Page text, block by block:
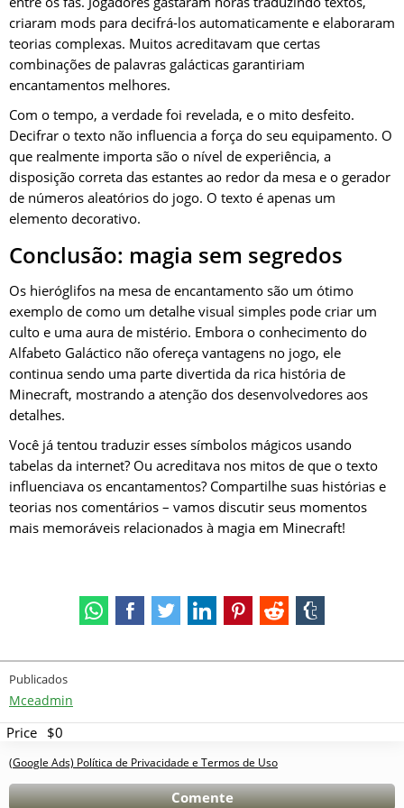
criaram mods para decifrá-los automaticamente e elaboraram
teorias complexas. Muitos acreditavam que certas
combinações de palavras galácticas garantiriam
encantamentos melhores.
Com o tempo, a verdade foi revelada, e o mito desfeito.
Decifrar o texto não influencia a força do seu equipamento. O
que realmente importa são o nível de experiência, a
disposição correta das estantes ao redor da mesa e o gerador
de números aleatórios do jogo. O texto é apenas um
elemento decorativo.
Conclusão: magia sem segredos
Os hieróglifos na mesa de encantamento são um ótimo
exemplo de como um detalhe visual simples pode criar um
culto e uma aura de mistério. Embora o conhecimento do
Alfabeto Galáctico não ofereça vantagens no jogo, ele
continua sendo uma parte divertida da rica história de
Minecraft, mostrando a atenção dos desenvolvedores aos
detalhes.
Você já tentou traduzir esses símbolos mágicos usando
tabelas da internet? Ou acreditava nos mitos de que o texto
influenciava os encantamentos? Compartilhe suas histórias e
teorias nos comentários – vamos discutir seus momentos
mais memoráveis relacionados à magia em Minecraft!
Publicados
Mceadmin
Price $0
(Google Ads) Política de Privacidade e Termos de Uso
Comente